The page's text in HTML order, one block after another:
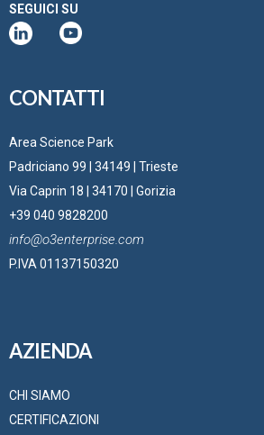
SEGUICI SU
CONTATTI
Area Science Park
Padriciano 99 | 34149 | Trieste
Via Caprin 18 | 34170 | Gorizia
+39 040 9828200
info@o3enterprise.com
P.IVA 01137150320
AZIENDA
CHI SIAMO
CERTIFICAZIONI